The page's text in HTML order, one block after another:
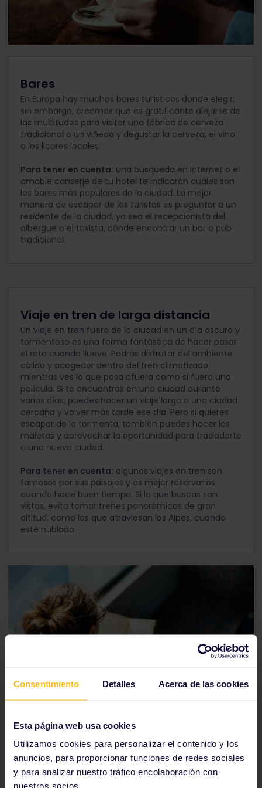
Consentimiento Detalles Acerca de las cookies
Esta página web usa cookies
Utilizamos cookies para personalizar el contenido y los
anuncios, para proporcionar funciones de redes sociales
y para analizar nuestro tráfico encolaboración con
nuestros socios.
Bares
En Europa hay muchos bares turísticos donde elegir;
sin embargo, creemos que es gratificante alejarse de
las multitudes para visitar una fábrica de cerveza
tradicional o un viñedo y degustar la cerveza, el vino
o los licores locales.
Para tener en cuenta: una búsqueda en Internet o el
amable conserje de tu hotel te indicarán cuáles son
los bares más populares de la ciudad. La mejor
manera de escapar de los turistas es preguntar a un
residente de la ciudad, ya sea el recepcionista del
albergue o el taxista, dónde encontrar un bar o pub
tradicional.
Viaje en tren de larga distancia
Un viaje en tren fuera de la ciudad en un día oscuro y
tormentoso es una forma fantástica de hacer pasar
el rato cuando llueve. Podrás disfrutar del ambiente
cálido y acogedor dentro del tren climatizado
mientras ves lo que pasa afuera como si fuera una
película. Si te encuentras en una ciudad durante
varios días, puedes hacer un viaje largo a una ciudad
cercana y volver más tarde ese día. Pero si quieres
escapar de la tormenta, también puedes hacer las
maletas y aprovechar la oportunidad para trasladarte
a una nueva ciudad.
Para tener en cuenta: algunos viajes en tren son
famosos por sus paisajes y es mejor reservarlos
cuando hace buen tiempo. Si lo que buscas son
vistas, evita tomar trenes panorámicos de gran
altitud, como los que atraviesan los Alpes, cuando
esté nublado.
Disfruta de un espectáculo en vivo
Los días lluviosos son el momento perfecto para
disfrutar de un poco de cultura. Consulta la
programación local para ver teatro en vivo, grupos